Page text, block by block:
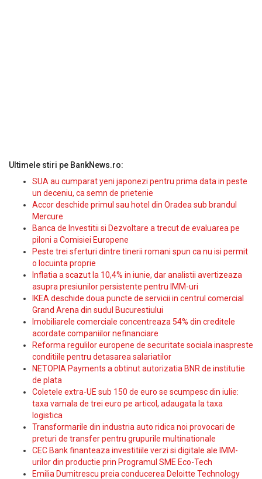
Ultimele stiri pe BankNews.ro:
SUA au cumparat yeni japonezi pentru prima data in peste
un deceniu, ca semn de prietenie
Accor deschide primul sau hotel din Oradea sub brandul
Mercure
Banca de Investitii si Dezvoltare a trecut de evaluarea pe
piloni a Comisiei Europene
Peste trei sferturi dintre tinerii romani spun ca nu isi permit
o locuinta proprie
Inflatia a scazut la 10,4% in iunie, dar analistii avertizeaza
asupra presiunilor persistente pentru IMM-uri
IKEA deschide doua puncte de servicii in centrul comercial
Grand Arena din sudul Bucurestiului
Imobiliarele comerciale concentreaza 54% din creditele
acordate companiilor nefinanciare
Reforma regulilor europene de securitate sociala inaspreste
conditiile pentru detasarea salariatilor
NETOPIA Payments a obtinut autorizatia BNR de institutie
de plata
Coletele extra-UE sub 150 de euro se scumpesc din iulie:
taxa vamala de trei euro pe articol, adaugata la taxa
logistica
Transformarile din industria auto ridica noi provocari de
preturi de transfer pentru grupurile multinationale
CEC Bank finanteaza investitiile verzi si digitale ale IMM-
urilor din productie prin Programul SME Eco-Tech
Emilia Dumitrescu preia conducerea Deloitte Technology